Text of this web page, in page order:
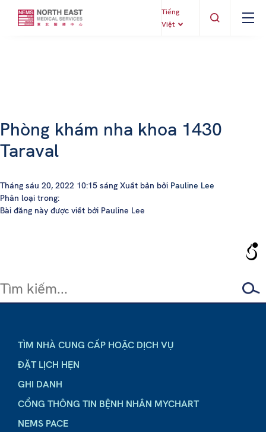
Tiếng
Việt
Phòng khám nha khoa 1430
Taraval
Tháng sáu 20, 2022 10:15 sáng Xuất bản bởi Pauline Lee
Phân loại trong:
Bài đăng này được viết bởi Pauline Lee
TÌM NHÀ CUNG CẤP HOẶC DỊCH VỤ
ĐẶT LỊCH HẸN
GHI DANH
CỔNG THÔNG TIN BỆNH NHÂN MYCHART
NEMS PACE